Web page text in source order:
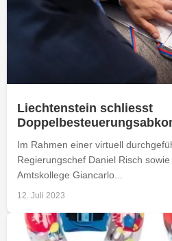
Liechtenstein schliesst
Im Rahmen einer virtuell
Regierungschef Daniel Risch
Amtskollege Giancarlo...
12. Juli 2023